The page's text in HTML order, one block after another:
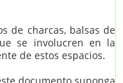
de charcas, balsas de
se involucren en la
de estos espacios.